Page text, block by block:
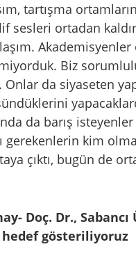
tartışma
sesleri ortadan
Akademisyenler
Biz
da siyaseten
da barış isteyenler
gerekenlerin kim
çıktı, bugün de
Doç. Dr.,
hedef gösteriliyoruz